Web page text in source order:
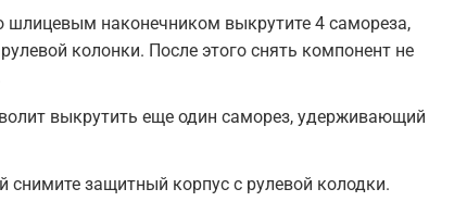
шлицевым наконечником выкрутите 4 самореза,
колонки. После этого снять компонент не
выкрутить еще один саморез, удерживающий
снимите защитный корпус с рулевой колодки.